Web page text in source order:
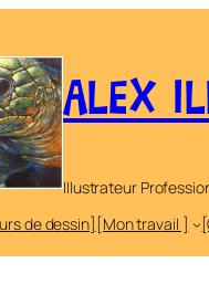
ALEX
Illustrateur
de dessin] [Mon travail ]